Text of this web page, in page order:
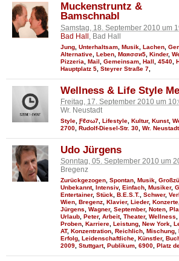
Muckenstruntz &
Bamschnabl
Samstag, 18. September 2010 um
Bad Hall , Bad Hall
Jung Unterhaltsam Musik Lachen
Alternative Leben Мαяσσи5 Kinder,
Pizzeria
Mail Gemeinsam Hall 4540
Hauptplatz 5 Steyrer Straße 7
Wellness & Life Style
Freitag, 17. September 2010 um
Wr. Neustadt
Style Ƒℓσω7 Lifestyle Kultur, Kunst,
2700 Rudolf-Diesel-Str. 30 Wr. Neustadt
Udo Jürgens
Sonntag, 05. September 2010 um
Bregenz
Zurückgezogen, Spontan, Musik,
Unbekannt, Intensiv, Einfach, Musiker,
Entertainer, Stück, B.E.S.T., Schwer,
Wien, Bregenz, Klavier, Lieder, Konzerte
Jürgens, Wagner, September, Noten,
Urlaub, Peter, Arbeit, Theater, Wellness,
Proben, Karriere, Leistung, New York,
AT, Konzentration, Reichlich, Mischung,
Erfolg, Leidenschaftliche, Künstler,
2009, Stuttgart, Publikum, 6900, Platz